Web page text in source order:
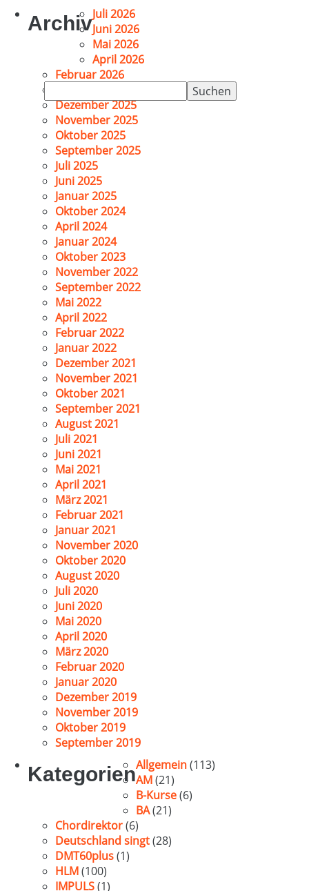
Suchen
nach:
ArchivJuli 2026
Juni 2026
Mai 2026
April 2026
Februar 2026
Dezember 2025
November 2025
Oktober 2025
September 2025
Juli 2025
Juni 2025
Januar 2025
Oktober 2024
April 2024
Januar 2024
Oktober 2023
November 2022
September 2022
Mai 2022
April 2022
Februar 2022
Januar 2022
Dezember 2021
November 2021
Oktober 2021
September 2021
August 2021
Juli 2021
Juni 2021
Mai 2021
April 2021
März 2021
Februar 2021
Januar 2021
November 2020
Oktober 2020
August 2020
Juli 2020
Juni 2020
Mai 2020
April 2020
März 2020
Februar 2020
Januar 2020
Dezember 2019
November 2019
Oktober 2019
September 2019
KategorienAllgemein(113)
AM(21)
B-Kurse(6)
BA(21)
Chordirektor(6)
Deutschland singt(28)
DMT60plus(1)
HLM(100)
IMPULS(1)